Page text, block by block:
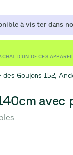
à visiter dans
D'UN DE CES
des Goujons 152,
avec